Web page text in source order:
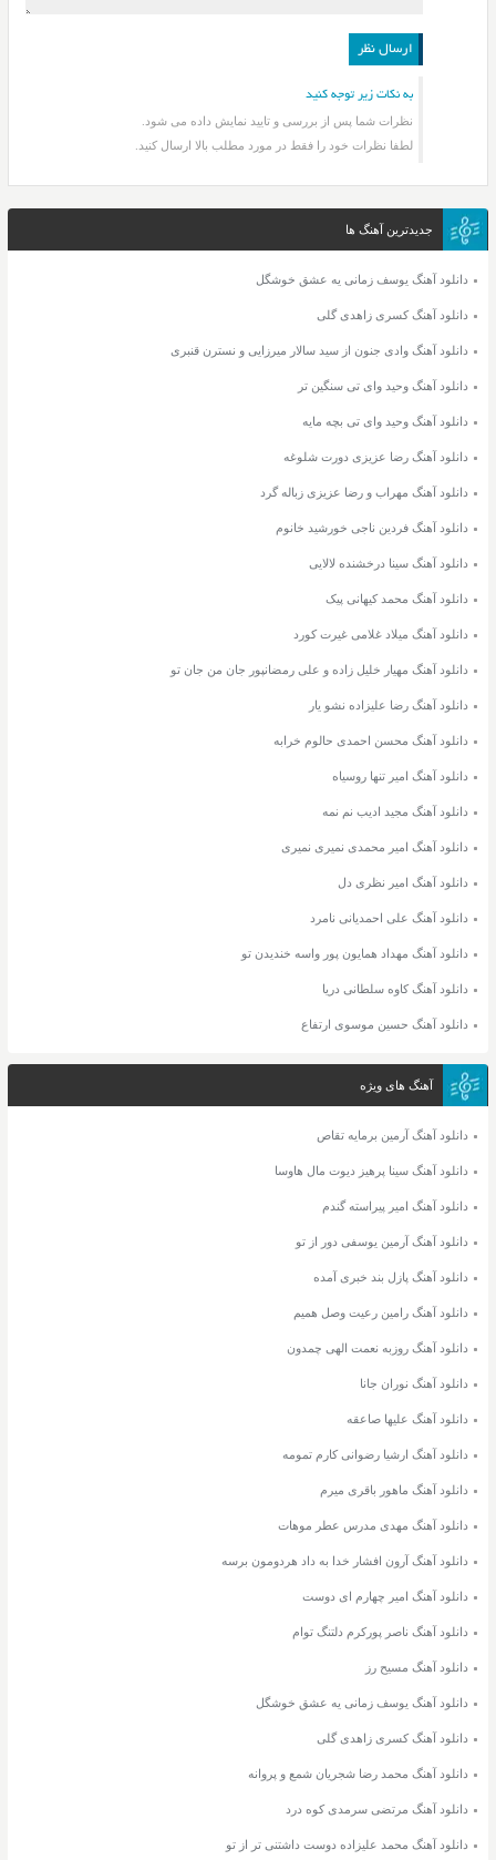
به نکات زیر توجه کنید
نظرات شما پس از بررسی و تایید نمایش داده می شود.
لطفا نظرات خود را فقط در مورد مطلب بالا ارسال کنید.
جدیدترین آهنگ ها
دانلود آهنگ یوسف زمانی یه عشق خوشگل
دانلود آهنگ کسری زاهدی گلی
دانلود آهنگ وادی جنون از سید سالار میرزایی و نسترن قنبری
دانلود آهنگ وحید وای تی سنگین تر
دانلود آهنگ وحید وای تی بچه مایه
دانلود آهنگ رضا عزیزی دورت شلوغه
دانلود آهنگ مهراب و رضا عزیزی زباله گرد
دانلود آهنگ فردین ناجی خورشید خانوم
دانلود آهنگ سینا درخشنده لالایی
دانلود آهنگ محمد کیهانی پیک
دانلود آهنگ میلاد غلامی غیرت کورد
دانلود آهنگ مهیار خلیل زاده و علی رمضانپور جان من جان تو
دانلود آهنگ رضا علیزاده نشو یار
دانلود آهنگ محسن احمدی حالوم خرابه
دانلود آهنگ امیر تنها روسیاه
دانلود آهنگ مجید ادیب نم نمه
دانلود آهنگ امیر محمدی نمیری نمیری
دانلود آهنگ امیر نظری دل
دانلود آهنگ علی احمدیانی نامرد
دانلود آهنگ مهداد همایون پور واسه خندیدن تو
دانلود آهنگ کاوه سلطانی دریا
دانلود آهنگ حسین موسوی ارتفاع
آهنگ های ویژه
دانلود آهنگ آرمین برمایه تقاص
دانلود آهنگ سینا پرهیز دیوت مال هاوسا
دانلود آهنگ امیر پیراسته گندم
دانلود آهنگ آرمین یوسفی دور از تو
دانلود آهنگ پازل بند خبری آمده
دانلود آهنگ رامین رعیت وصل همیم
دانلود آهنگ روزبه نعمت الهی چمدون
دانلود آهنگ نوران جانا
دانلود آهنگ علیها صاعقه
دانلود آهنگ ارشیا رضوانی کارم تمومه
دانلود آهنگ ماهور باقری میرم
دانلود آهنگ مهدی مدرس عطر موهات
دانلود آهنگ آرون افشار خدا به داد هردومون برسه
دانلود آهنگ امیر چهارم ای دوست
دانلود آهنگ ناصر پورکرم دلتنگ توام
دانلود آهنگ مسیح رز
دانلود آهنگ یوسف زمانی یه عشق خوشگل
دانلود آهنگ کسری زاهدی گلی
دانلود آهنگ محمد رضا شجریان شمع و پروانه
دانلود آهنگ مرتضی سرمدی کوه درد
دانلود آهنگ محمد علیزاده دوست داشتنی تر از تو